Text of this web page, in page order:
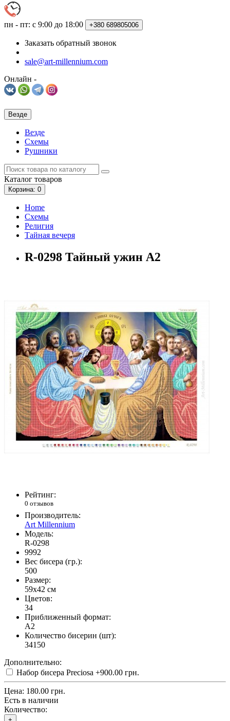
пн - пт: с 9:00 до 18:00 +380 689805006
Заказать обратный звонок
sale@art-millennium.com
Онлайн -
Везде
Везде
Схемы
Рушники
Каталог товаров
Корзина: 0
Home
Схемы
Религия
Тайная вечеря
R-0298 Тайный ужин А2
Рейтинг:
0 отзывов
Производитель:
Art Millennium
Модель:
R-0298
9992
Вес бисера (гр.):
500
Размер:
59x42 см
Цветов:
34
Приближенный формат:
A2
Количество бисерин (шт):
34150
Дополнительно:
Набор бисера Preciosa +900.00 грн.
Цена: 180.00 грн.
Есть в наличии
Количество: